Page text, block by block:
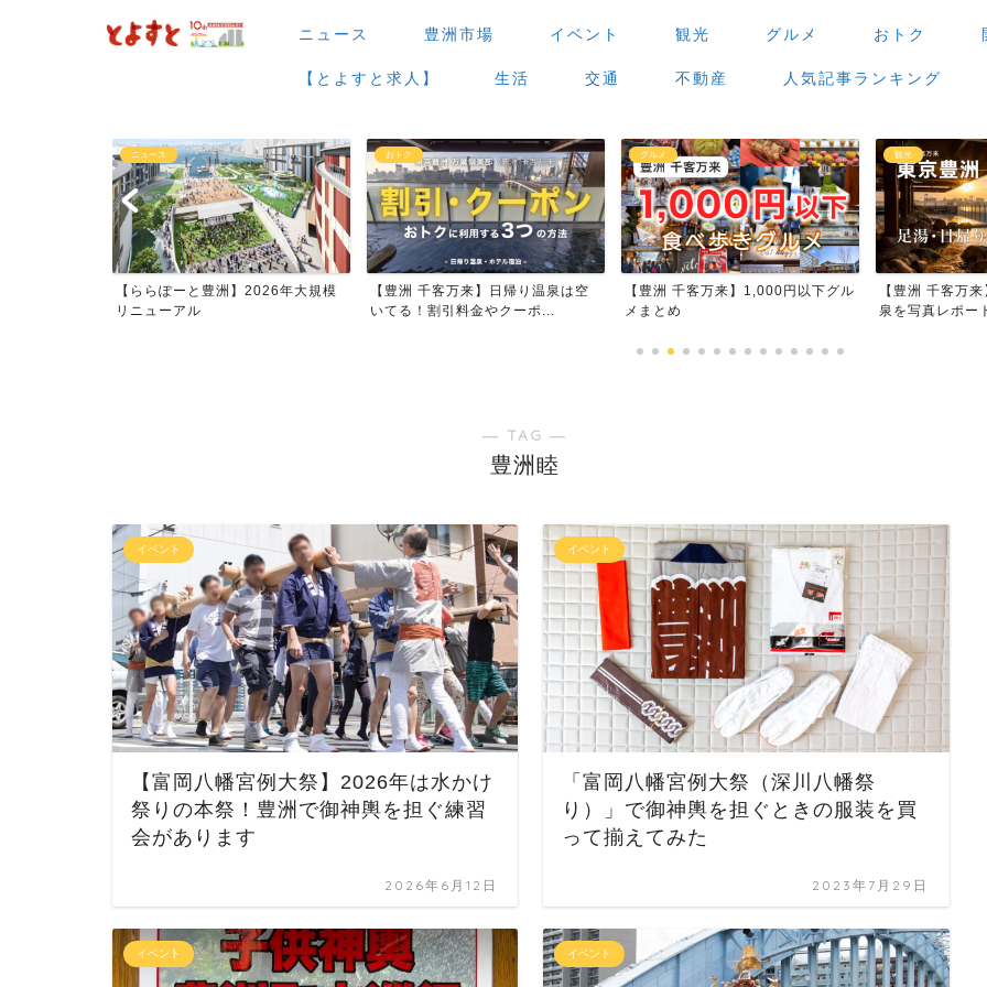
ニュース 豊洲市場 イベント 観光 グルメ おトク
【とよすと求人】 生活 交通 不動産 人気記事ランキング
おトク
【豊洲 千客万来】日帰り温泉は空
いてる！割引料金やクーポ...
グルメ
【豊洲 千客万来】1,000円以下グル
メまとめ
観光
【豊洲 千客万来】足湯・日帰り温
泉を写真レポート
グルメ
【豊洲 千客万
場」で食べ歩き
― TAG ―
豊洲睦
イベント
【富岡八幡宮例大祭】2026年は水かけ
祭りの本祭！豊洲で御神輿を担ぐ練習
会があります
2026年6月12日
イベント
「富岡八幡宮例大祭（深川八幡祭
り）」で御神輿を担ぐときの服装を買
って揃えてみた
2023年7月29日
イベント イベント